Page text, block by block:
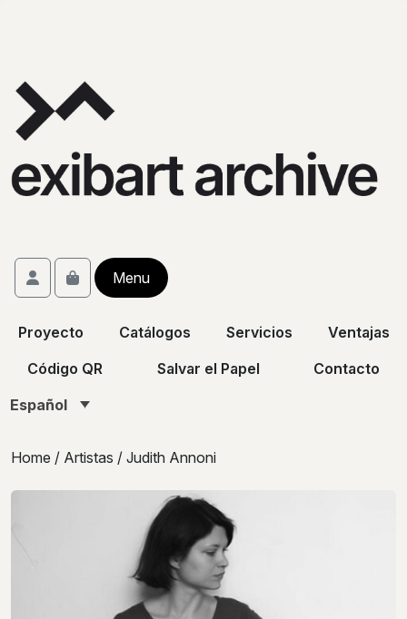
Account
Cart
Menu
Proyecto Catálogos Servicios
Ventajas
Código QR
Salvar el Papel
Contacto
Español
Home / Artistas / Judith Annoni